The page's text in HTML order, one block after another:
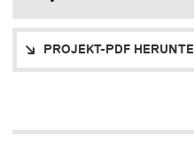
PROJEKT-PDF